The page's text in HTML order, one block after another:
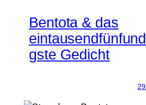
Bentota & das
gste Gedicht